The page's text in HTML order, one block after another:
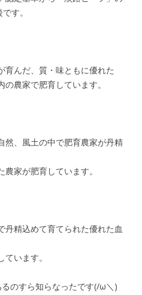
す。
育んだ、質・味ともに優れた
の農家で肥育しています。
然、風土の中で肥育農家が丹精
家が肥育しています。
丹精込めて育てられた優れた血
います。
のすら知らなったです(/ω＼)